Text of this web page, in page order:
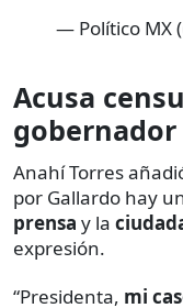
— Político MX
Acusa
gobernador
Anahí Torres
por Gallardo hay
prensa y la
expresión.
“Presidenta, mi